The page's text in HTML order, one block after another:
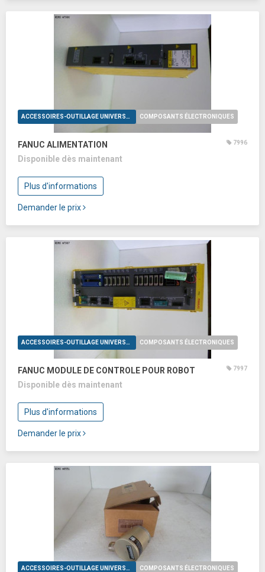
ACCESSOIRES-OUTILLAGE UNIVERSELS COMPOSANTS ÉLECTRONIQUES
FANUC ALIMENTATION 7996
Disponible dès maintenant
Plus d'informations
Demander le prix
ACCESSOIRES-OUTILLAGE UNIVERSELS COMPOSANTS ÉLECTRONIQUES
FANUC MODULE DE CONTROLE POUR ROBOT 7997
Disponible dès maintenant
Plus d'informations
Demander le prix
ACCESSOIRES-OUTILLAGE UNIVERSELS COMPOSANTS ÉLECTRONIQUES